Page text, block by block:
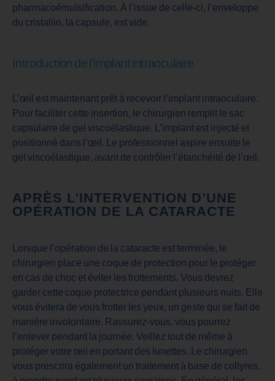
pharmacoémulsification. À l’issue de celle-ci, l’enveloppe
du cristallin, la capsule, est vide.
Introduction de l’implant intraoculaire
L’œil est maintenant prêt à recevoir l’implant intraoculaire.
Pour faciliter cette insertion, le chirurgien remplit le sac
capsulaire de gel viscoélastique. L’implant est injecté et
positionné dans l’œil. Le professionnel aspire ensuite le
gel viscoélastique, avant de contrôler l’étanchéité de l’œil.
APRÈS L’INTERVENTION D’UNE
OPÉRATION DE LA CATARACTE
Lorsque l’opération de la cataracte est terminée, le
chirurgien place une coque de protection pour le protéger
en cas de choc et éviter les frottements. Vous devrez
garder cette coque protectrice pendant plusieurs nuits. Elle
vous évitera de vous frotter les yeux, un geste qui se fait de
manière involontaire. Rassurez-vous, vous pourrez
l’enlever pendant la journée. Veillez tout de même à
protéger votre œil en portant des lunettes. Le chirurgien
vous prescrira également un traitement à base de collyres,